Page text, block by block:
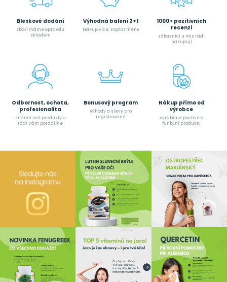
Bleskové dodání
zboží máme opravdu
skladem
Výhodná balení 2+1
Nakup více, zaplať méně
1000+ pozitivních
recenzí
zákazníci u nás rádi
nakupují
Odbornost, ochota,
profesionalita
známe své produkty a
rádi Vám poradíme
Bonusový program
výhody a slevy pro
registrované
Nákup přímo od
výrobce
vyrábíme poctívé a
funkční produkty